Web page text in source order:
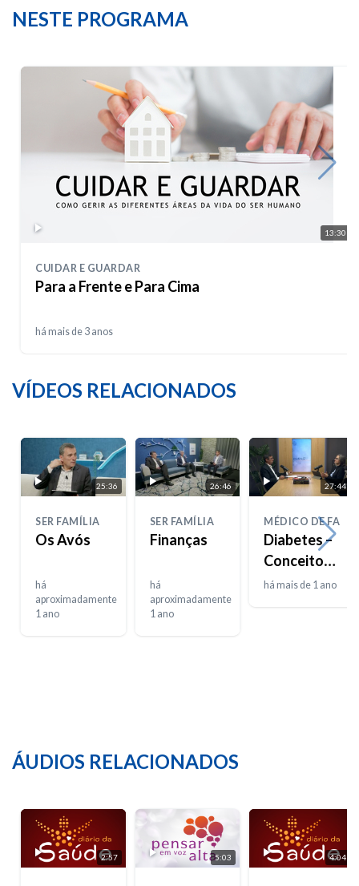
NESTE PROGRAMA
13:30
CUIDAR E GUARDAR
Para a Frente e Para Cima
há mais de 3 anos
VÍDEOS RELACIONADOS
25:36
SER FAMÍLIA
Os Avós
há
aproximadamente
1 ano
26:46
SER FAMÍLIA
Finanças
há
aproximadamente
1 ano
27:44
MÉDICO DE
Diabetes –
Conceitos
e números
há mais de 1 ano
ÁUDIOS RELACIONADOS
2:57 5:03 4:04